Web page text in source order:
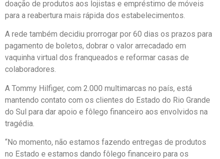
doação de produtos aos lojistas e empréstimo de móveis
para a reabertura mais rápida dos estabelecimentos.
A rede também decidiu prorrogar por 60 dias os prazos para
pagamento de boletos, dobrar o valor arrecadado em
vaquinha virtual dos franqueados e reformar casas de
colaboradores.
A Tommy Hilfiger, com 2.000 multimarcas no país, está
mantendo contato com os clientes do Estado do Rio Grande
do Sul para dar apoio e fôlego financeiro aos envolvidos na
tragédia.
“No momento, não estamos fazendo entregas de produtos
no Estado e estamos dando fôlego financeiro para os